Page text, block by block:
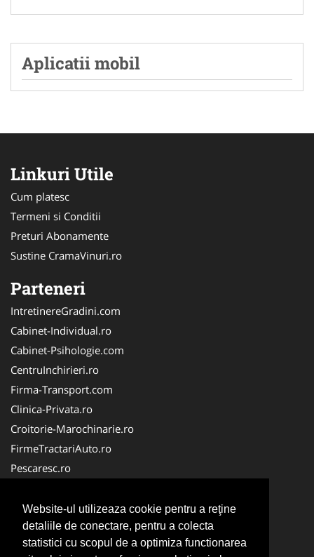
Website-ul utilizeaza cookie pentru a reţine
detaliile de conectare, pentru a colecta
statistici cu scopul de a optimiza functionarea
Aplicatii mobil
Linkuri Utile
Cum platesc
Termeni si Conditii
Preturi Abonamente
Sustine CramaVinuri.ro
Parteneri
IntretinereGradini.com
Cabinet-Individual.ro
Cabinet-Psihologie.com
CentruInchirieri.ro
Firma-Transport.com
Clinica-Privata.ro
Croitorie-Marochinarie.ro
FirmeTractariAuto.ro
Pescaresc.ro
Alpinist-Utilitar.com
Cardiologul.ro
FirmaTractariAuto.ro